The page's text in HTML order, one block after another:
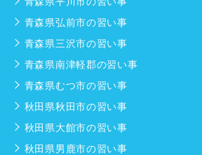
青森県弘前市の習い事
青森県三沢市の習い事
青森県南津軽郡の習い事
青森県むつ市の習い事
秋田県秋田市の習い事
秋田県大館市の習い事
秋田県男鹿市の習い事